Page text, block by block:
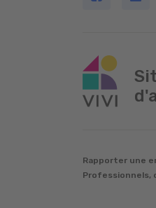
Rapporter une
Professionnels,